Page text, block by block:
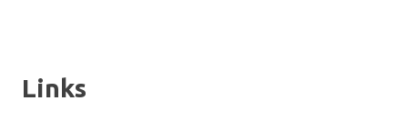
Links